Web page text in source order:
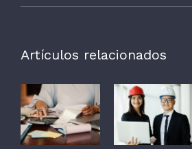
Artículos relacionados